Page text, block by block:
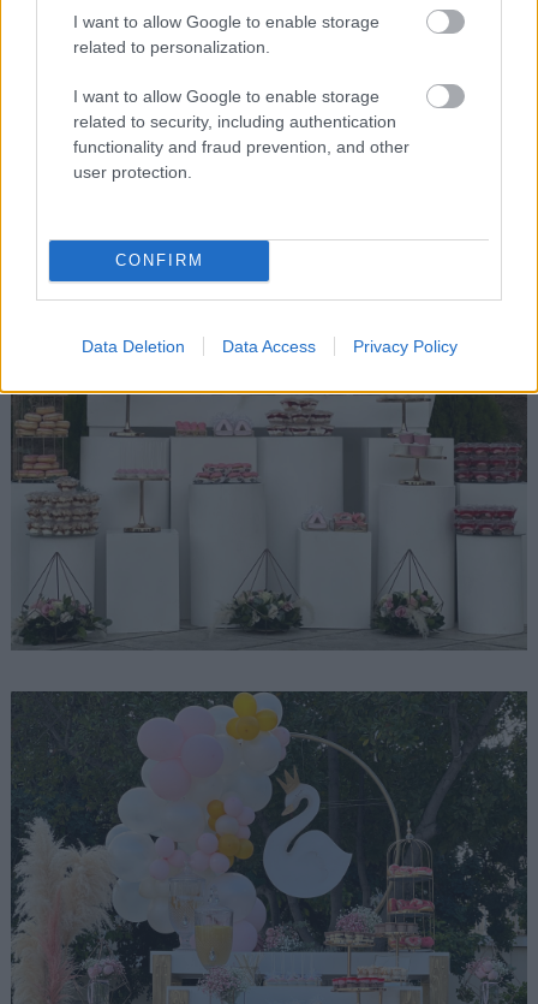
I want to allow Google to enable storage
related to personalization.
I want to allow Google to enable storage
related to security, including authentication
functionality and fraud prevention, and other
user protection.
CONFIRM
Data Deletion Data Access Privacy Policy
μαγνητίζει τα βλέμματα όλων των καλεσμένων,
αλλά επίσης τους οδηγεί σε ένα μικρό
γαστρονομικό ταξίδι!